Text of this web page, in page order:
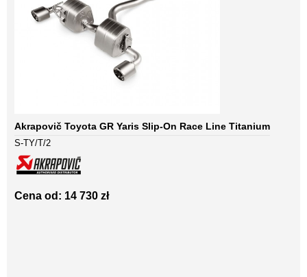
Akrapovič Toyota GR Yaris Slip-On Race Line Titanium
S-TY/T/2
Cena od: 14 730 zł